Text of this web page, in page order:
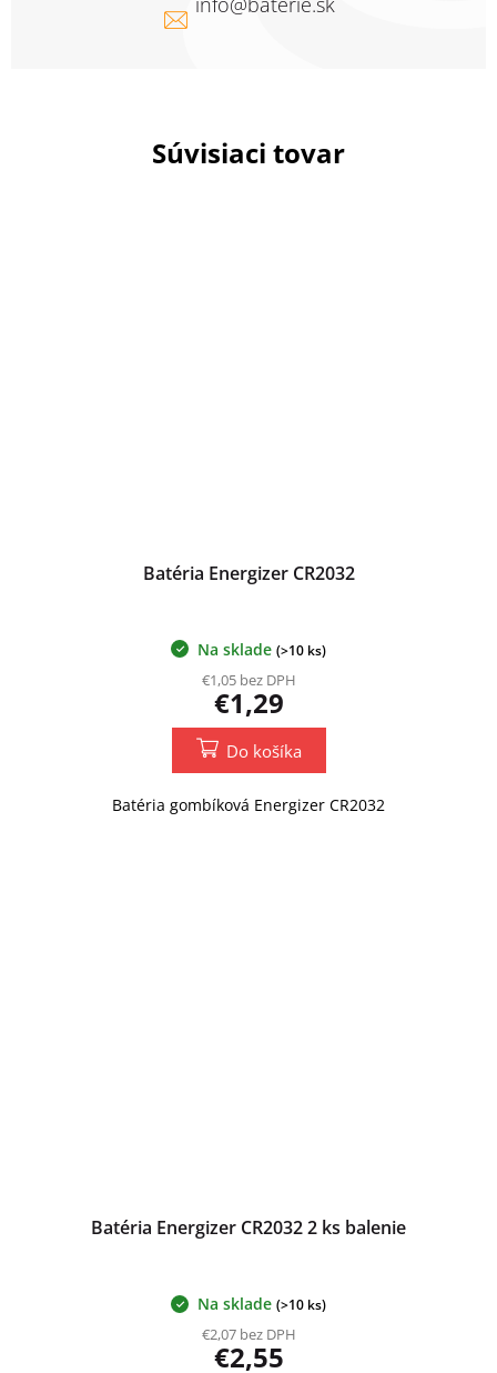
Súvisiaci tovar
Batéria Energizer CR2032
Na sklade (>10 ks)
€1,05 bez DPH
€1,29
Do košíka
Batéria gombíková Energizer CR2032
Batéria Energizer CR2032 2 ks balenie
Na sklade (>10 ks)
€2,07 bez DPH
€2,55